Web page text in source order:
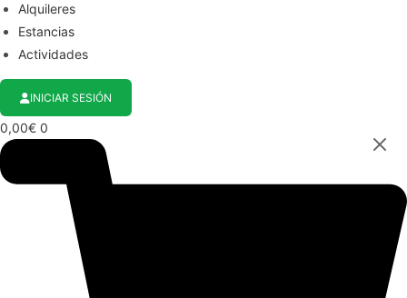
Alquileres
Estancias
Actividades
INICIAR SESIÓN
0,00€ 0